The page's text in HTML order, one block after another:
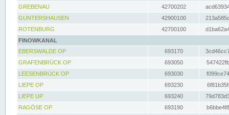
GREBENAU
42700202
GUNTERSHAUSEN
42900100
ROTENBURG
42700100
FINOWKANAL
EBERSWALDE OP
693170
GRAFENBRÜCK OP
693050
LEESENBRÜCK OP
693030
LIEPE OP
693230
LIEPE UP
693240
RAGÖSE OP
693190